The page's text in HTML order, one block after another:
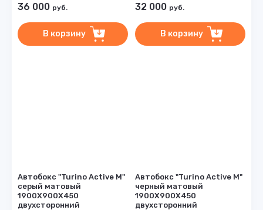
36 000 руб.
В корзину
32 000 руб.
В корзину
Автобокс "Turino Active M"
серый матовый
1900Х900Х450
двухсторонний
Автобокс "Turino Active M"
черный матовый
1900Х900Х450
двухсторонний